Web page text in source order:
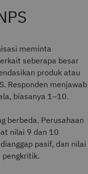
meminta
seberapa besar
produk atau
Responden menjawab
biasanya 1–10.
berbeda. Perusahaan
nilai 9 dan 10
pasif, dan nilai
pengkritik.